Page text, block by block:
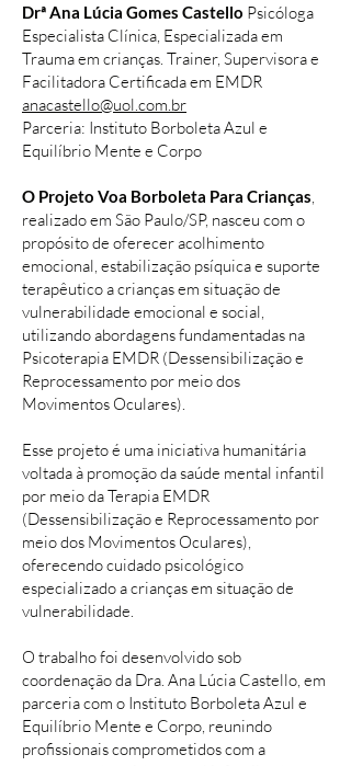
Drª Ana Lúcia Gomes Castello Psicóloga
Especialista Clínica, Especializada em
Trauma em crianças. Trainer, Supervisora e
Facilitadora Certificada em EMDR
anacastello@uol.com.br
Parceria: Instituto Borboleta Azul e
Equilíbrio Mente e Corpo
O Projeto Voa Borboleta Para Crianças,
realizado em São Paulo/SP, nasceu com o
propósito de oferecer acolhimento
emocional, estabilização psíquica e suporte
terapêutico a crianças em situação de
vulnerabilidade emocional e social,
utilizando abordagens fundamentadas na
Psicoterapia EMDR (Dessensibilização e
Reprocessamento por meio dos
Movimentos Oculares).
Esse projeto é uma iniciativa humanitária
voltada à promoção da saúde mental infantil
por meio da Terapia EMDR
(Dessensibilização e Reprocessamento por
meio dos Movimentos Oculares),
oferecendo cuidado psicológico
especializado a crianças em situação de
vulnerabilidade.
O trabalho foi desenvolvido sob
coordenação da Dra. Ana Lúcia Castello, em
parceria com o Instituto Borboleta Azul e
Equilíbrio Mente e Corpo, reunindo
profissionais comprometidos com a